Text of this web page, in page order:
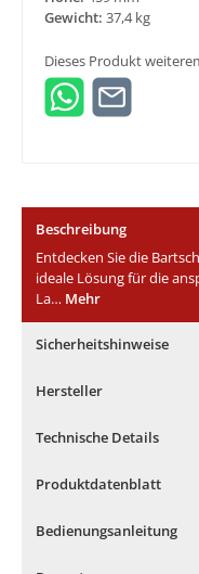
Gewicht: 37,4 kg
Dieses Produkt
Beschreibung
Entdecken Sie die
ideale Lösung für die
La… Mehr
Sicherheitshinweise
Hersteller
Technische Details
Produktdatenblatt
Bedienungsanleitung